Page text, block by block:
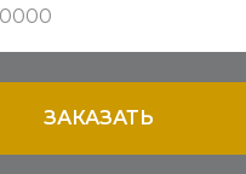
ЗАКАЗАТЬ